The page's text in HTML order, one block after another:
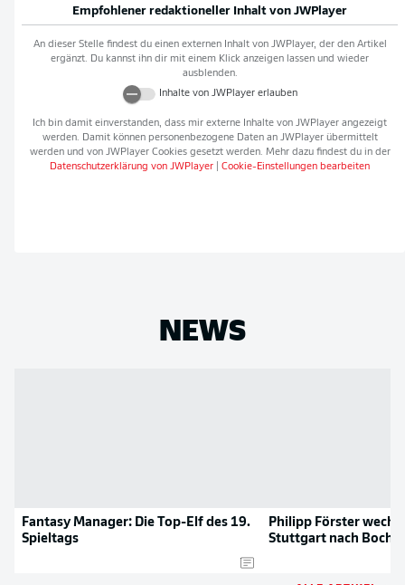
Empfohlener redaktioneller Inhalt von JWPlayer
An dieser Stelle findest du einen externen Inhalt von JWPlayer, der den Artikel
ergänzt. Du kannst ihn dir mit einem Klick anzeigen lassen und wieder
ausblenden.
Inhalte von JWPlayererlauben
Ich bin damit einverstanden, dass mir externe Inhalte von JWPlayer angezeigt
werden. Damit können personenbezogene Daten an JWPlayerübermittelt
werden und von JWPlayerCookies gesetzt werden. Mehr dazu findest du in der
Datenschutzerklärung von JWPlayer Cookie-Einstellungen bearbeiten
NEWS
Fantasy Manager: Die Top-Elf des 19.
Spieltags
Philipp Förster
Stuttgart nach